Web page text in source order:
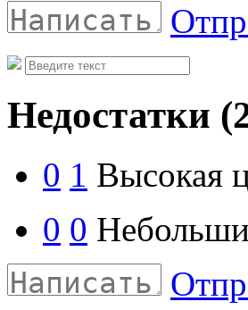
Недостатки
0 1 Высокая
0 0